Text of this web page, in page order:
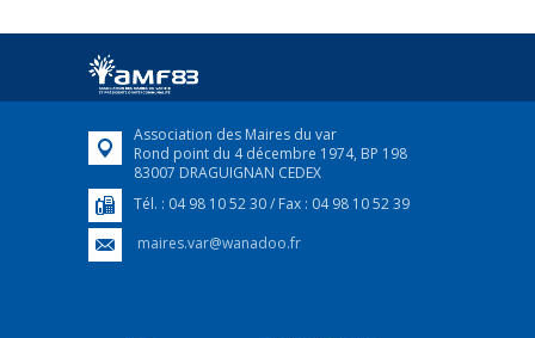
Afin d’accompagner au mieux les réfugiés
FEUILLETER
Association des Maires du var
Rond point du 4 décembre 1974, BP 198
83007 DRAGUIGNAN CEDEX
Tél. : 04 98 10 52 30 / Fax : 04 98 10 52 39
maires.var@wanadoo.fr